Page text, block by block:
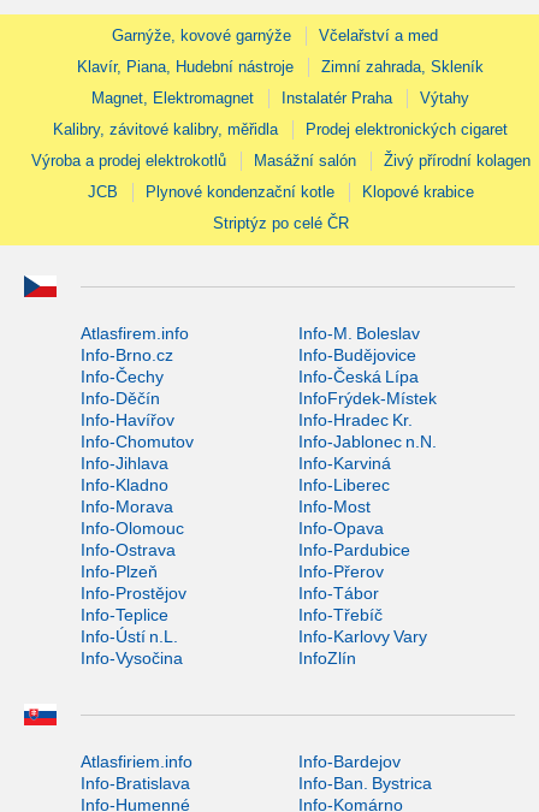
Garnýže, kovové garnýže
Včelařství a med
Klavír, Piana, Hudební nástroje
Zimní zahrada, Skleník
Magnet, Elektromagnet
Instalatér Praha
Výtahy
Kalibry, závitové kalibry, měřidla
Prodej elektronických cigaret
Výroba a prodej elektrokotlů
Masážní salón
Živý přírodní kolagen
JCB
Plynové kondenzační kotle
Klopové krabice
Striptýz po celé ČR
Atlasfirem.info
Info-M. Boleslav
Info-Brno.cz
Info-Budějovice
Info-Čechy
Info-Česká Lípa
Info-Děčín
InfoFrýdek-Místek
Info-Havířov
Info-Hradec Kr.
Info-Chomutov
Info-Jablonec n.N.
Info-Jihlava
Info-Karviná
Info-Kladno
Info-Liberec
Info-Morava
Info-Most
Info-Olomouc
Info-Opava
Info-Ostrava
Info-Pardubice
Info-Plzeň
Info-Přerov
Info-Prostějov
Info-Tábor
Info-Teplice
Info-Třebíč
Info-Ústí n.L.
Info-Karlovy Vary
Info-Vysočina
InfoZlín
Atlasfiriem.info
Info-Bardejov
Info-Bratislava
Info-Ban. Bystrica
Info-Humenné
Info-Komárno